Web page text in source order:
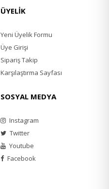
ÜYELİK
Yeni Üyelik Formu
Üye Girişi
Sipariş Takip
Karşılaştırma Sayfası
SOSYAL MEDYA
Instagram
Twitter
Youtube
Facebook